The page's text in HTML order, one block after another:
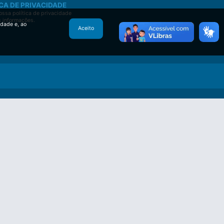
DE PRIVACIDADE
política de privacidade
informações.
e, ao
Aceito